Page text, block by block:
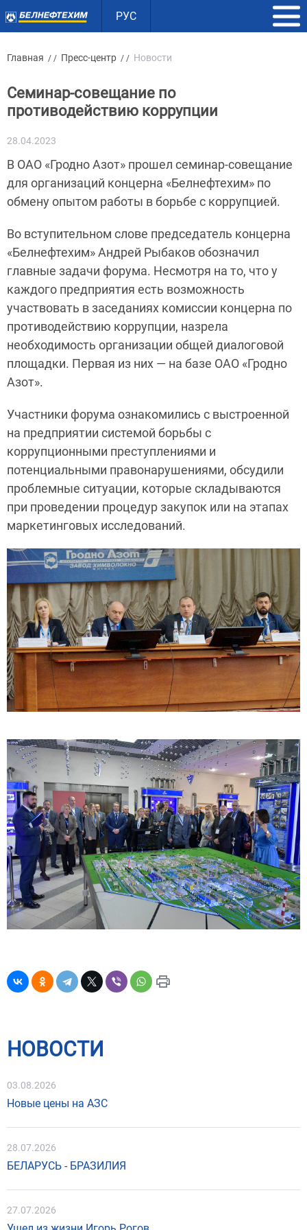
РУС
Главная / / Пресс-центр / / Новости
Семинар-совещание по
противодействию коррупции
28.04.2023
В ОАО «Гродно Азот» прошел семинар-совещание
для организаций концерна «Белнефтехим» по
обмену опытом работы в борьбе с коррупцией.
Во вступительном слове председатель концерна
«Белнефтехим» Андрей Рыбаков обозначил
главные задачи форума. Несмотря на то, что у
каждого предприятия есть возможность
участвовать в заседаниях комиссии концерна по
противодействию коррупции, назрела
необходимость организации общей диалоговой
площадки. Первая из них — на базе ОАО «Гродно
Азот».
Участники форума ознакомились с выстроенной
на предприятии системой борьбы с
коррупционными преступлениями и
потенциальными правонарушениями, обсудили
проблемные ситуации, которые складываются
при проведении процедур закупок или на этапах
маркетинговых исследований.
НОВОСТИ
03.08.2026
Новые цены на АЗС
28.07.2026
БЕЛАРУСЬ - БРАЗИЛИЯ
27.07.2026